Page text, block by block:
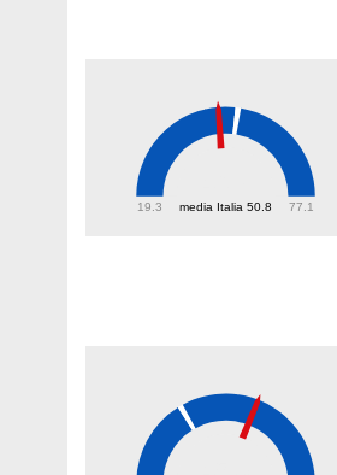
media Italia 50.8
19.3 77.1